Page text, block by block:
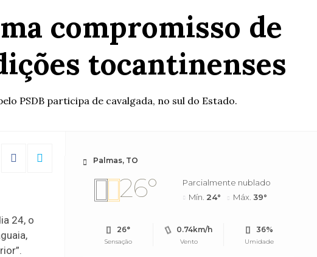
compromisso de
tocantinenses
PSDB participa de cavalgada, no sul do Estado.
24, o
Palmas, TO
26°
Parcialmente nublado
Mín. 24° Máx.39°
26°
Sensação
0.74km/h
Vento
36%
Umidade